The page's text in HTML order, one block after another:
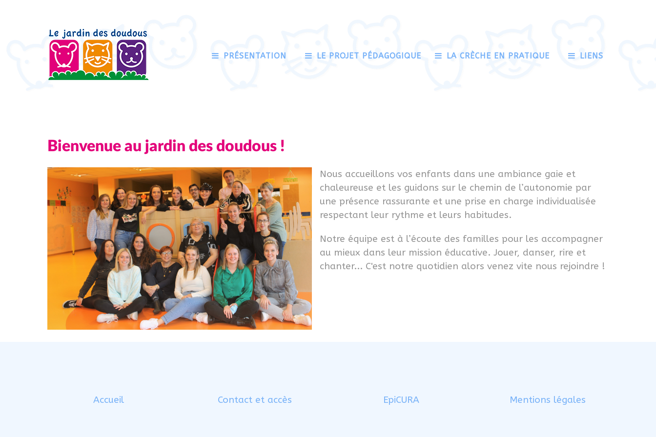
PRÉSENTATION LE PROJET PÉDAGOGIQUE LA CRÈCHE EN PRATIQUE LIENS
Bienvenue au jardin des doudous !
Nous accueillons vos enfants dans une ambiance gaie et
chaleureuse et les guidons sur le chemin de l’autonomie par
une présence rassurante et une prise en charge individualisée
respectant leur rythme et leurs habitudes.
Notre équipe est à l’écoute des familles pour les accompagner
au mieux dans leur mission éducative. Jouer, danser, rire et
chanter... C'est notre quotidien alors venez vite nous rejoindre !
Accueil Contact et accès EpiCURA Mentions légales